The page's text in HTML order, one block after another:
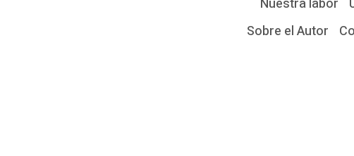
Nuestra labor
Sobre el Autor